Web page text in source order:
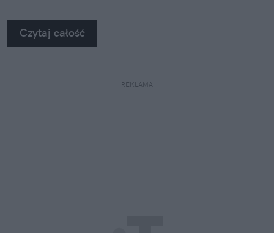
Czytaj całość
REKLAMA